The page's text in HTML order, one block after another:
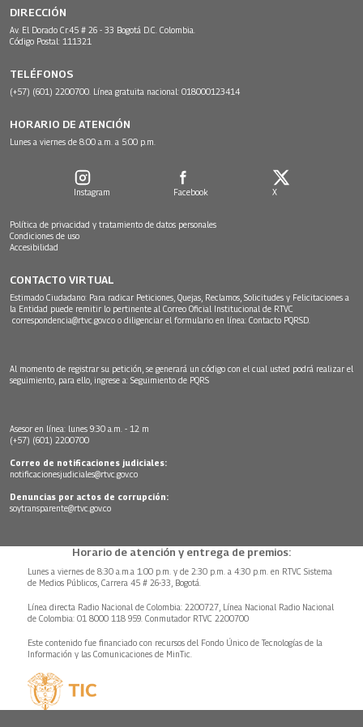
DIRECCIÓN
Av. El Dorado Cr.45 # 26 - 33 Bogotá D.C. Colombia.
Código Postal: 111321
TELÉFONOS
(+57) (601) 2200700. Línea gratuita nacional: 018000123414
HORARIO DE ATENCIÓN
Lunes a viernes de 8:00 a.m. a 5:00 p.m.
Instagram Facebook X
Política de privacidad y tratamiento de datos personales
Condiciones de uso
Accesibilidad
CONTACTO VIRTUAL
Estimado Ciudadano: Para radicar Peticiones, Quejas, Reclamos, Solicitudes y Felicitaciones a
la Entidad puede remitir lo pertinente al Correo Oficial Institucional de RTVC
correspondencia@rtvc.gov.co o diligenciar el formulario en línea: Contacto PQRSD.
Al momento de registrar su petición, se generará un código con el cual usted podrá realizar el
seguimiento, para ello, ingrese a: Seguimiento de PQRS
Asesor en línea: lunes 9:30 a.m. - 12 m
(+57) (601) 2200700
Correo de notificaciones judiciales:
notificacionesjudiciales@rtvc.gov.co
Denuncias por actos de corrupción:
soytransparente@rtvc.gov.co
Horario de atención y entrega de premios:
Lunes a viernes de 8:30 a.m.a 1:00 p.m. y de 2:30 p.m. a 4:30 p.m. en RTVC Sistema
de Medios Públicos, Carrera 45 # 26-33, Bogotá.
Línea directa Radio Nacional de Colombia: 2200727, Línea Nacional Radio Nacional
de Colombia: 01 8000 118 959. Conmutador RTVC 2200700
Este contenido fue financiado con recursos del Fondo Único de Tecnologías de la
Información y las Comunicaciones de MinTic.